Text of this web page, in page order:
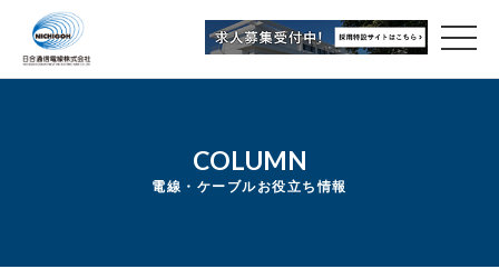
COLUMN
電線・ケーブルお役立ち情報